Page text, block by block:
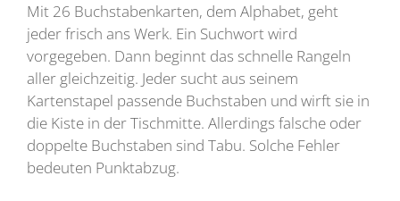
Mit 26 Buchstabenkarten, dem Alphabet, geht
jeder frisch ans Werk. Ein Suchwort wird
vorgegeben. Dann beginnt das schnelle Rangeln
aller gleichzeitig. Jeder sucht aus seinem
Kartenstapel passende Buchstaben und wirft sie in
die Kiste in der Tischmitte. Allerdings falsche oder
doppelte Buchstaben sind Tabu. Solche Fehler
bedeuten Punktabzug.